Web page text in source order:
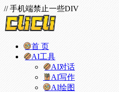
// 手机端禁止一些DIV
首 页
AI工具
AI对话
AI写作
AI绘图